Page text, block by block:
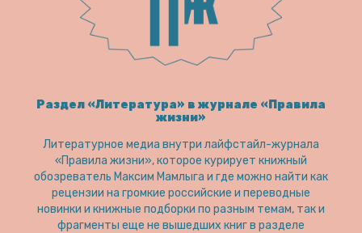
Раздел «Литература» в журнале «Правила
жизни»
Литературное медиа внутри лайфстайл-журнала
«Правила жизни», которое курирует книжный
обозреватель Максим Мамлыга и где можно найти как
рецензии на громкие российские и переводные
новинки и книжные подборки по разным темам, так и
фрагменты еще не вышедших книг в разделе